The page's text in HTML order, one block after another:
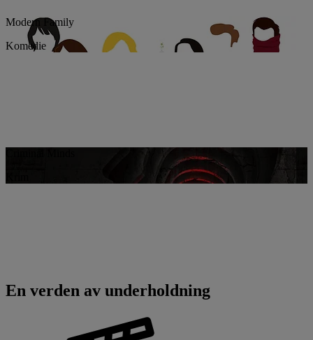
Modern Family
Komedie
En verden av underholdning